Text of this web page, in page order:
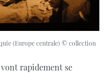
(Europe centrale) © collection
vont rapidement se